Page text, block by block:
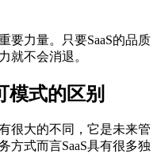
要力量。只要SaaS的品质
就不会消退。
模式的区别
很大的不同，它是未来管
方式而言SaaS具有很多独